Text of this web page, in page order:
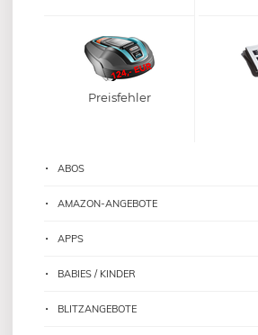
Preisfehler
ABOS
AMAZON-ANGEBOTE
APPS
BABIES / KINDER
BLITZANGEBOTE